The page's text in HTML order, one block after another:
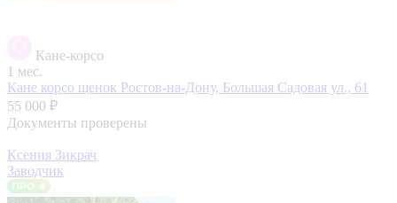
Кане-корсо
1 мес.
Кане корсо щенок Ростов-на-Дону, Большая Садовая ул., 61
55 000 ₽
Документы проверены
Ксения Зикрач
Заводчик